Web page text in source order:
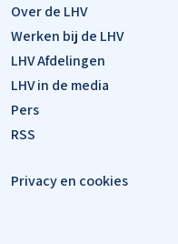
Over de LHV
Werken bij de LHV
LHV Afdelingen
LHV in de media
Pers
RSS
Privacy en cookies